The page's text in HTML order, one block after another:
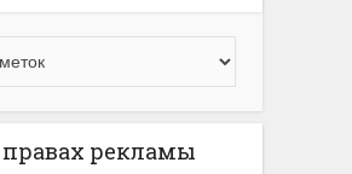
рекламы